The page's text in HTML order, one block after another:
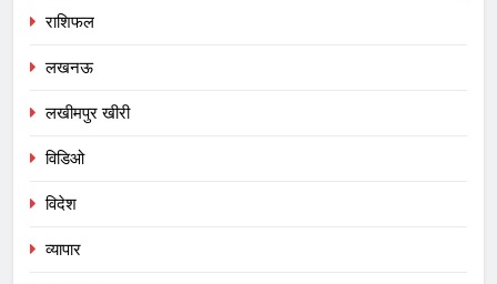
राशिफल
लखनऊ
लखीमपुर खीरी
विडिओ
विदेश
व्यापार